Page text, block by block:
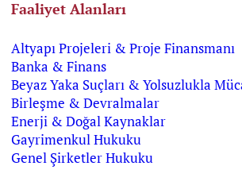
Faaliyet Alanları
Altyapı Projeleri & Proje Finansmanı
Banka & Finans
Beyaz Yaka Suçları & Yolsuzlukla
Birleşme & Devralmalar
Enerji & Doğal Kaynaklar
Gayrimenkul Hukuku
Genel Şirketler Hukuku